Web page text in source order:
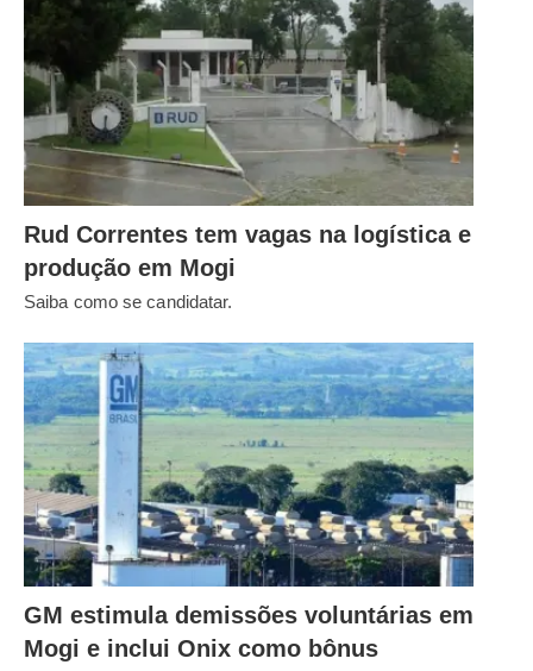
Rud Correntes tem vagas na logística e
produção em Mogi
Saiba como se candidatar.
GM estimula demissões voluntárias em
Mogi e inclui Onix como bônus